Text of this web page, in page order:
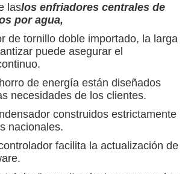
laslos enfriadores centrales de
por agua,
de tornillo doble importado, la larga
puede asegurar el
de energía están diseñados
necesidades de los clientes.
construidos estrictamente
nacionales.
facilita la actualización de